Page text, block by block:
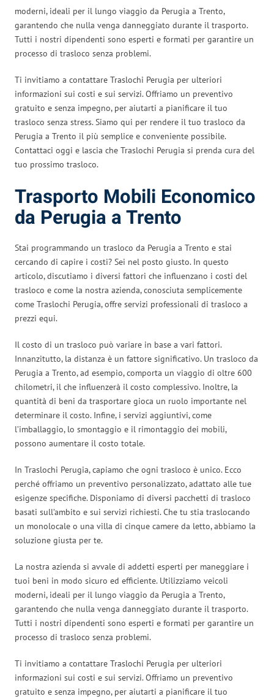
moderni, ideali per il lungo viaggio da Perugia a Trento,
garantendo che nulla venga danneggiato durante il trasporto.
Tutti i nostri dipendenti sono esperti e formati per garantire un
processo di trasloco senza problemi.
Ti invitiamo a contattare Traslochi Perugia per ulteriori
informazioni sui costi e sui servizi. Offriamo un preventivo
gratuito e senza impegno, per aiutarti a pianificare il tuo
trasloco senza stress. Siamo qui per rendere il tuo trasloco da
Perugia a Trento il più semplice e conveniente possibile.
Contattaci oggi e lascia che Traslochi Perugia si prenda cura del
tuo prossimo trasloco.
Trasporto Mobili Economico
da Perugia a Trento
Stai programmando un trasloco da Perugia a Trento e stai
cercando di capire i costi? Sei nel posto giusto. In questo
articolo, discutiamo i diversi fattori che influenzano i costi del
trasloco e come la nostra azienda, conosciuta semplicemente
come Traslochi Perugia, offre servizi professionali di trasloco a
prezzi equi.
Il costo di un trasloco può variare in base a vari fattori.
Innanzitutto, la distanza è un fattore significativo. Un trasloco da
Perugia a Trento, ad esempio, comporta un viaggio di oltre 600
chilometri, il che influenzerà il costo complessivo. Inoltre, la
quantità di beni da trasportare gioca un ruolo importante nel
determinare il costo. Infine, i servizi aggiuntivi, come
l’imballaggio, lo smontaggio e il rimontaggio dei mobili,
possono aumentare il costo totale.
In Traslochi Perugia, capiamo che ogni trasloco è unico. Ecco
perché offriamo un preventivo personalizzato, adattato alle tue
esigenze specifiche. Disponiamo di diversi pacchetti di trasloco
basati sull’ambito e sui servizi richiesti. Che tu stia traslocando
un monolocale o una villa di cinque camere da letto, abbiamo la
soluzione giusta per te.
La nostra azienda si avvale di addetti esperti per maneggiare i
tuoi beni in modo sicuro ed efficiente. Utilizziamo veicoli
moderni, ideali per il lungo viaggio da Perugia a Trento,
garantendo che nulla venga danneggiato durante il trasporto.
Tutti i nostri dipendenti sono esperti e formati per garantire un
processo di trasloco senza problemi.
Ti invitiamo a contattare Traslochi Perugia per ulteriori
informazioni sui costi e sui servizi. Offriamo un preventivo
gratuito e senza impegno, per aiutarti a pianificare il tuo